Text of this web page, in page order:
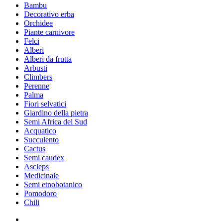
Bambu
Decorativo erba
Orchidee
Piante carnivore
Felci
Alberi
Alberi da frutta
Arbusti
Climbers
Perenne
Palma
Fiori selvatici
Giardino della pietra
Semi Africa del Sud
Acquatico
Succulento
Cactus
Semi caudex
Ascleps
Medicinale
Semi etnobotanico
Pomodoro
Chili